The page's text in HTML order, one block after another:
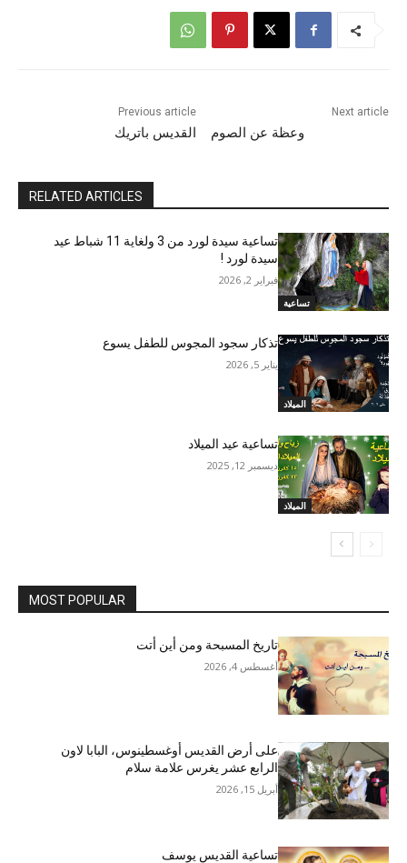
Previous article
القديس باتريك
Next article
وعظة عن الصوم
RELATED ARTICLES
تساعية
تساعية سيدة لورد من 3 ولغاية 11 شباط عيد
سيدة لورد !
فبراير 2, 2026
الميلاد
تذكار سجود المجوس للطفل يسوع
يناير 5, 2026
الميلاد
تساعية عيد الميلاد
ديسمبر 12, 2025
MOST POPULAR
تاريخ المسبحة ومن أين أتت
أغسطس 4, 2026
على أرض القديس أوغسطينوس، البابا لاون
الرابع عشر يغرس علامة سلام
أبريل 15, 2026
تساعية القديس يوسف